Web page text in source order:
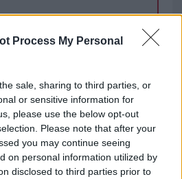
Process My Personal
sale, sharing to third parties, or
or sensitive information for
please use the below opt-out
Please note that after your
you may continue seeing
on personal information utilized by
disclosed to third parties prior to
soli € 1,10 al mese
andando nella
menù del sito o